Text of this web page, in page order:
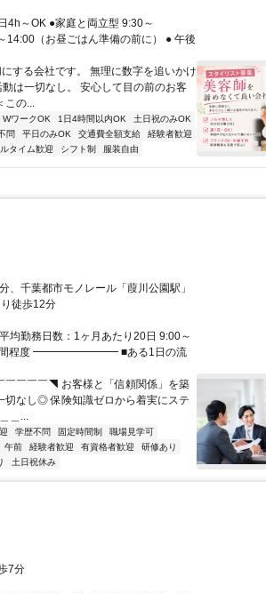
4h～OK ●家庭と両立型 9:30～
14:00（お昼ごはん準備の前に） ● 午後
する会社です。 無理に数字を追いかけ
は一切なし。 安心して目の前のお客
この...
WワークOK 1日4時間以内OK
土日祝のみOK
問 平日のみOK 交通費全額支給
経験者歓迎
タイム歓迎 シフト制 服装自由
、千葉都市モノレール「葭川公園駅」
徒歩12分
均勤務日数：1ヶ月あたり20日 9:00～
間程度 ━━━━━━━━ ■ある1日の流
￣￣￣◥ お客様と「信頼関係」を築
切なし◎ 保険知識ゼロから着実にステ
＿...
学歴不問 固定時間制
職場見学可
午前 経験者歓迎 有資格者歓迎
研修あり
土日祝休み
7分